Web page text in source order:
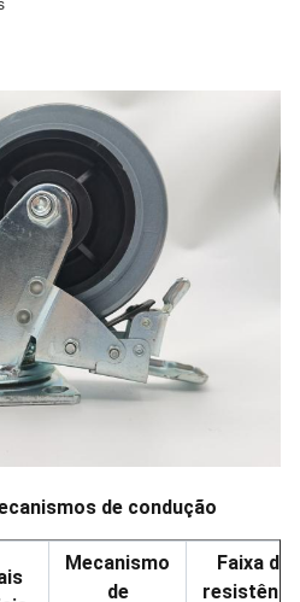
de condução
Mecanismo
de
Faixa de